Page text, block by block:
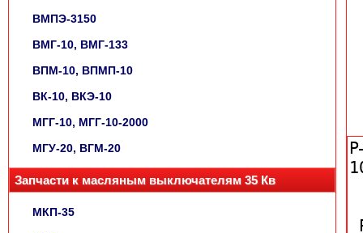
ВМПЭ-3150
ВМГ-10, ВМГ-133
ВПМ-10, ВПМП-10
ВК-10, ВКЭ-10
МГГ-10, МГГ-10-2000
МГУ-20, ВГМ-20
Запчасти к масляным выключателям 35 Кв
МКП-35